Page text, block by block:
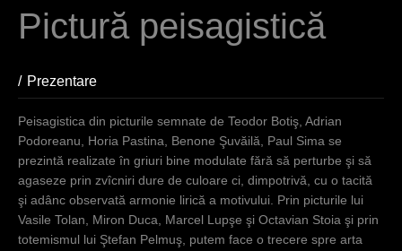
S
e
i
n
d
h
Pictură peisagistică
Prezentare
Peisagistica din picturile semnate de Teodor Botiş, Adrian
Podoreanu, Horia Pastina, Benone Şuvăilă, Paul Sima se
prezintă realizate în griuri bine modulate fără să perturbe şi să
agaseze prin zvîcniri dure de culoare ci, dimpotrivă, cu o tacită
şi adânc observată armonie lirică a motivului. Prin picturile lui
Vasile Tolan, Miron Duca, Marcel Lupşe şi Octavian Stoia şi prin
totemismul lui Ştefan Pelmuş, putem face o trecere spre arta